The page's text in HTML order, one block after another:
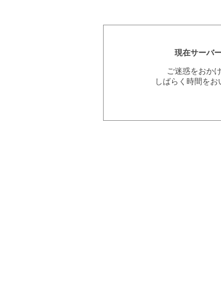
現在サーバ
ご迷惑をおか
しばらく時間を